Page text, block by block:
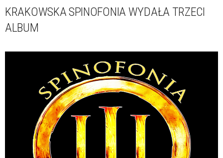
KRAKOWSKA SPINOFONIA WYDAŁA TRZECI
ALBUM